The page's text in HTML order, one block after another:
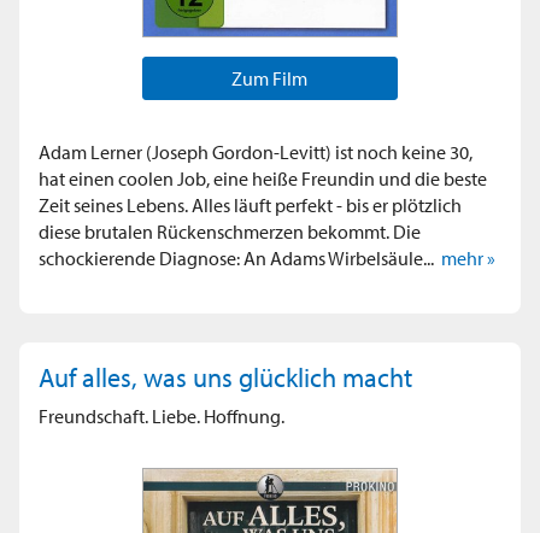
Zum Film
Adam Lerner (Joseph Gordon-Levitt) ist noch keine 30,
hat einen coolen Job, eine heiße Freundin und die beste
Zeit seines Lebens. Alles läuft perfekt - bis er plötzlich
diese brutalen Rückenschmerzen bekommt. Die
schockierende Diagnose: An Adams Wirbelsäule... mehr »
Auf alles, was uns glücklich macht
Freundschaft. Liebe. Hoffnung.